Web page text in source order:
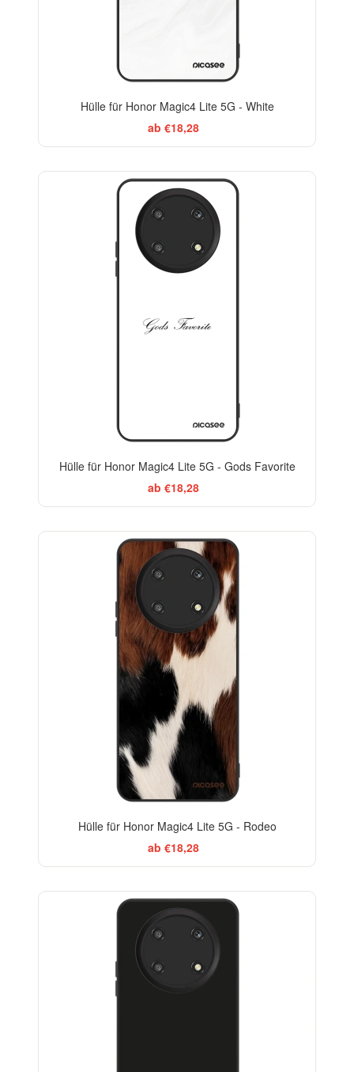
Hülle für Honor Magic4 Lite 5G - White
ab €18,28
Hülle für Honor Magic4 Lite 5G - Gods Favorite
ab €18,28
Hülle für Honor Magic4 Lite 5G - Rodeo
ab €18,28